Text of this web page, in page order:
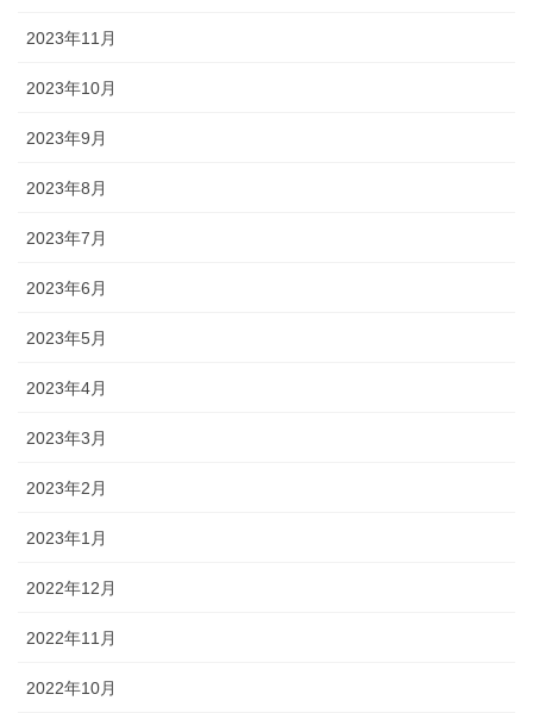
2023年11月
2023年10月
2023年9月
2023年8月
2023年7月
2023年6月
2023年5月
2023年4月
2023年3月
2023年2月
2023年1月
2022年12月
2022年11月
2022年10月